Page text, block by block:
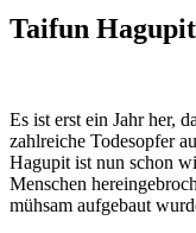
Taifun
Es ist erst ein Jahr her,
zahlreiche Todesopfer
Hagupit ist nun schon
Menschen
mühsam aufgebaut